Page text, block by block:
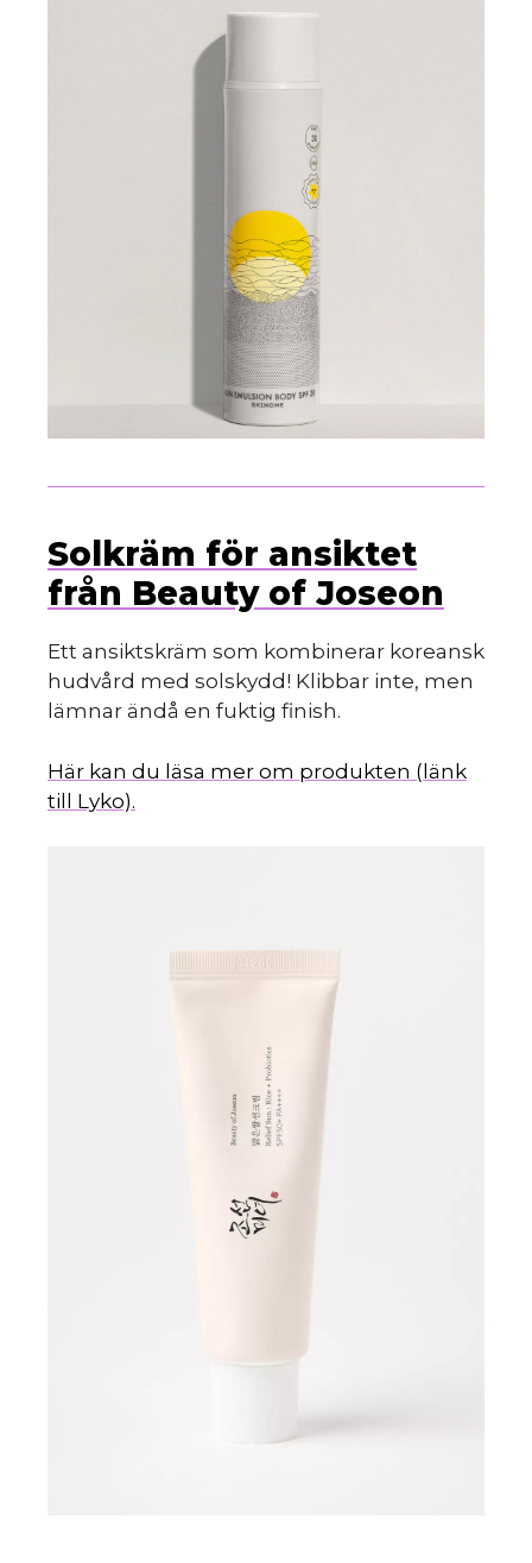
Solkräm för ansiktet
från Beauty of Joseon
Ett ansiktskräm som kombinerar koreansk
hudvård med solskydd! Klibbar inte, men
lämnar ändå en fuktig finish.
Här kan du läsa mer om produkten (länk
till Lyko).